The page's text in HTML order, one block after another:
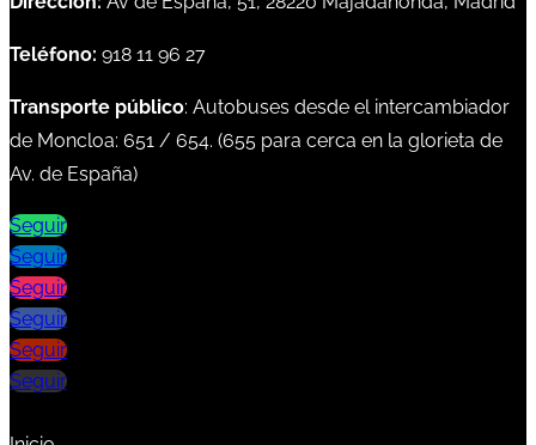
Teléfono: 918 11 96 27
Transporte público: Autobuses desde el intercambiador
de Moncloa: 651 / 654. (655 para cerca en la glorieta de
Av. de España)
Seguir
Seguir
Seguir
Seguir
Seguir
Seguir